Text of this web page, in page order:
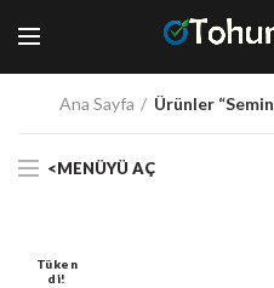
Ana Sayfa Ürünler
<MENÜYÜ AÇ
Tüken
Di!